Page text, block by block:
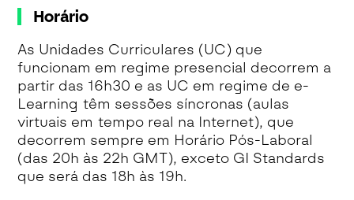
Horário
As Unidades Curriculares (UC) que
funcionam em regime presencial decorrem a
partir das 16h30 e as UC em regime de e-
Learning têm sessões síncronas (aulas
virtuais em tempo real na Internet), que
decorrem sempre em Horário Pós-Laboral
(das 20h às 22h GMT), exceto GI Standards
que será das 18h às 19h.